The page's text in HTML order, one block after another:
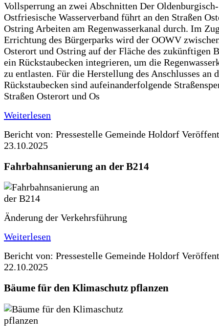
Vollsperrung an zwei Abschnitten Der Oldenburgisch-
Ostfriesische Wasserverband führt an den Straßen
Ostring Arbeiten am Regenwasserkanal durch. Im
Errichtung des Bürgerparks wird der OOWV
Osterort und Ostring auf der Fläche des zukünftigen
ein Rückstaubecken integrieren, um die
zu entlasten. Für die Herstellung des Anschlusses an
Rückstaubecken sind aufeinanderfolgende
Straßen Osterort und Os
Weiterlesen
Bericht von: Pressestelle Gemeinde Holdorf
23.10.2025
Fahrbahnsanierung an der B214
Änderung der Verkehrsführung
Weiterlesen
Bericht von: Pressestelle Gemeinde Holdorf
22.10.2025
Bäume für den Klimaschutz pflanzen